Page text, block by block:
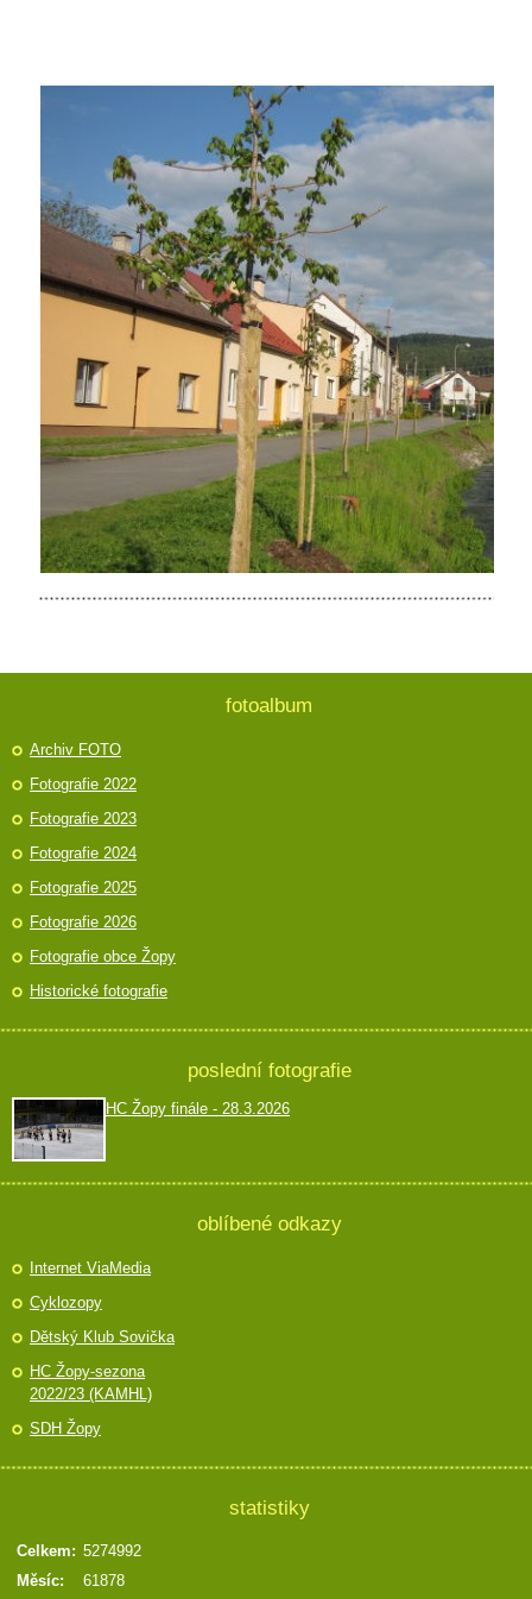
fotoalbum
Archiv FOTO
Fotografie 2022
Fotografie 2023
Fotografie 2024
Fotografie 2025
Fotografie 2026
Fotografie obce Žopy
Historické fotografie
poslední fotografie
HC Žopy finále - 28.3.2026
oblíbené odkazy
Internet ViaMedia
Cyklozopy
Dětský Klub Sovička
HC Žopy-sezona
2022/23 (KAMHL)
SDH Žopy
statistiky
Celkem: 5274992
Měsíc:
61878